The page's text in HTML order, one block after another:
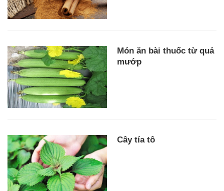
Món ăn bài thuốc từ quả
mướp
Cây tía tô